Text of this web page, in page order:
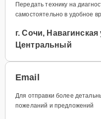
Передать технику на
самостоятельно в удобное
г. Сочи,
Центральный
Email
Для отправки более
пожеланий и предложений